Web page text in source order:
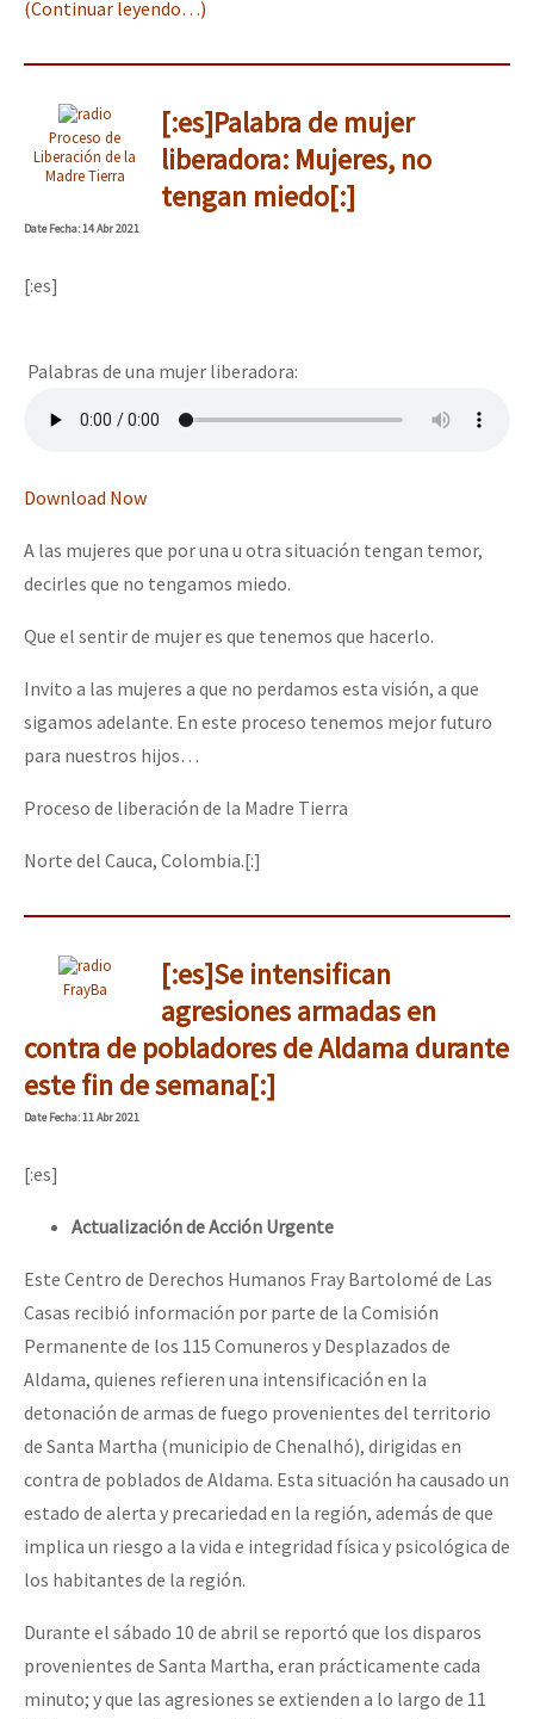
(Continuar leyendo…)
Proceso de
Liberación de la
Madre Tierra
[:es]Palabra de mujer
liberadora: Mujeres, no
tengan miedo[:]
DateFecha: 14 Abr 2021
[:es]
Palabras de una mujer liberadora:
Download Now
A las mujeres que por una u otra situación tengan temor,
decirles que no tengamos miedo.
Que el sentir de mujer es que tenemos que hacerlo.
Invito a las mujeres a que no perdamos esta visión, a que
sigamos adelante. En este proceso tenemos mejor futuro
para nuestros hijos…
Proceso de liberación de la Madre Tierra
Norte del Cauca, Colombia.[:]
FrayBa
[:es]Se intensifican
agresiones armadas en
contra de pobladores de Aldama durante
este fin de semana[:]
DateFecha: 11 Abr 2021
[:es]
Actualización de Acción Urgente
Este Centro de Derechos Humanos Fray Bartolomé de Las
Casas recibió información por parte de la Comisión
Permanente de los 115 Comuneros y Desplazados de
Aldama, quienes refieren una intensificación en la
detonación de armas de fuego provenientes del territorio
de Santa Martha (municipio de Chenalhó), dirigidas en
contra de poblados de Aldama. Esta situación ha causado un
estado de alerta y precariedad en la región, además de que
implica un riesgo a la vida e integridad física y psicológica de
los habitantes de la región.
Durante el sábado 10 de abril se reportó que los disparos
provenientes de Santa Martha, eran prácticamente cada
minuto; y que las agresiones se extienden a lo largo de 11